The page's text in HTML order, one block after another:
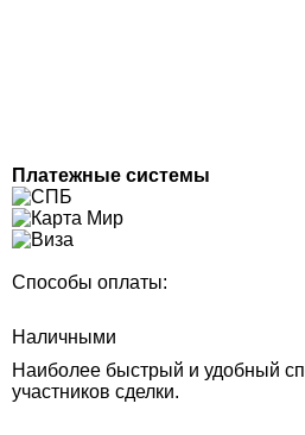
Платежные системы
Способы оплаты:
Наличными
Наиболее быстрый и удобный
участников сделки.